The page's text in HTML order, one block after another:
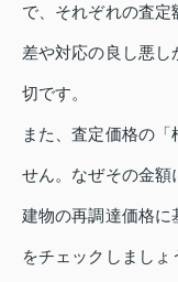
で、それぞれの査
差や対応の良し悪
切です。
また、査定価格の
せん。なぜその金額
建物の再調達価格に
をチェックしまし